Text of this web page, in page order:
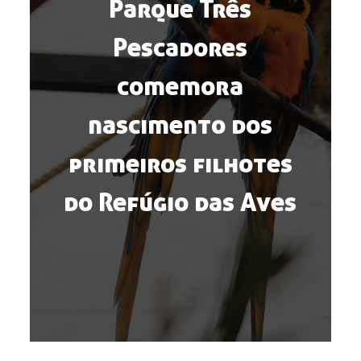
Parque Três
Pescadores
comemora
nascimento dos
primeiros filhotes
do Refúgio das Aves